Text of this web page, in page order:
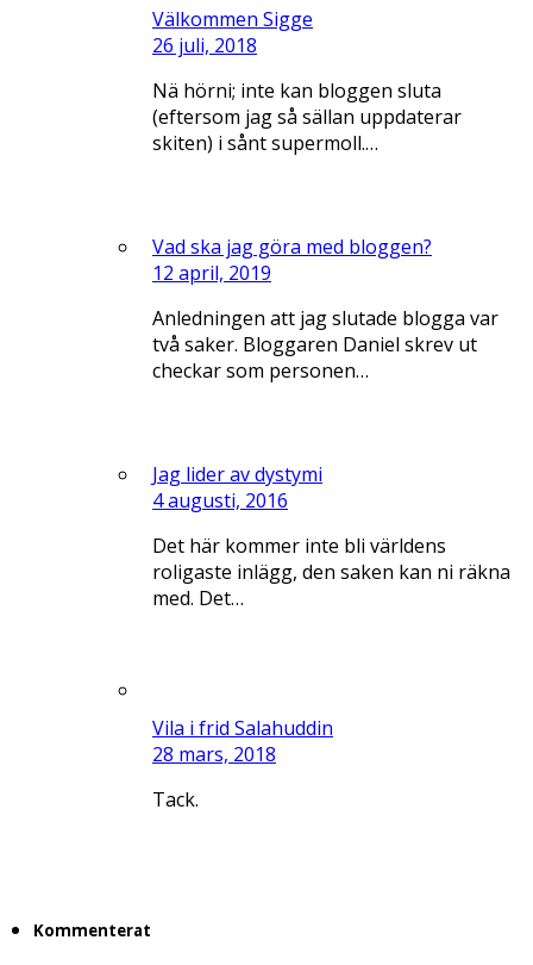
Välkommen Sigge
26 juli, 2018
Nä hörni; inte kan bloggen sluta
(eftersom jag så sällan uppdaterar
skiten) i sånt supermoll.…
Vad ska jag göra med bloggen?
12 april, 2019
Anledningen att jag slutade blogga var
två saker. Bloggaren Daniel skrev ut
checkar som personen…
Jag lider av dystymi
4 augusti, 2016
Det här kommer inte bli världens
roligaste inlägg, den saken kan ni räkna
med. Det…
Vila i frid Salahuddin
28 mars, 2018
Tack.
Kommenterat